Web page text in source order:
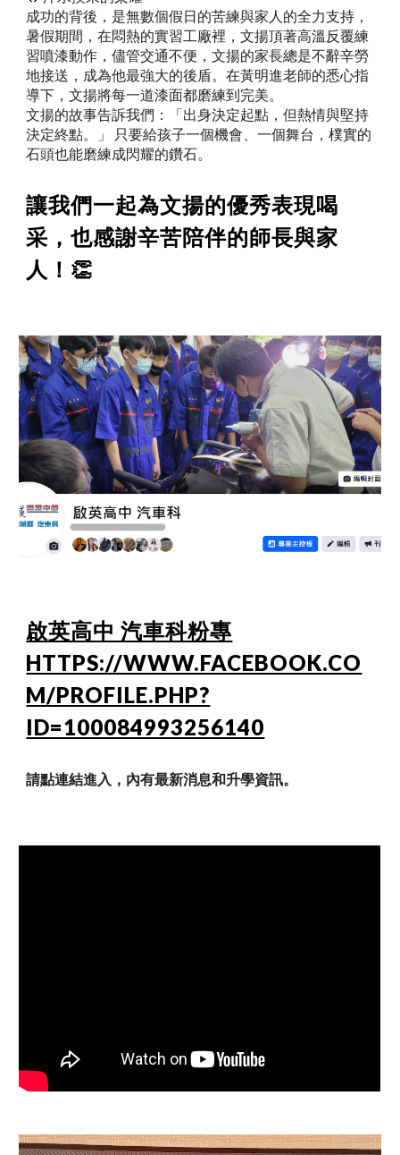
成功的背後，是無數個假日的苦練與家人的全力支持，
暑假期間，在悶熱的實習工廠裡，文揚頂著高溫反覆練
習噴漆動作，儘管交通不便，文揚的家長總是不辭辛勞
地接送，成為他最強大的後盾。在黃明進老師的悉心指
導下，文揚將每一道漆面都磨練到完美。
文揚的故事告訴我們：「出身決定起點，但熱情與堅持
決定終點。」 只要給孩子一個機會、一個舞台，樸實的
石頭也能磨練成閃耀的鑽石。
讓我們一起為文揚的優秀表現喝
采，也感謝辛苦陪伴的師長與家
人！👏
啟英高中 汽車科粉專
HTTPS://WWW.FACEBOOK.CO
M/PROFILE.PHP?
ID=100084993256140
請點連結進入，內有最新消息和升學資訊。